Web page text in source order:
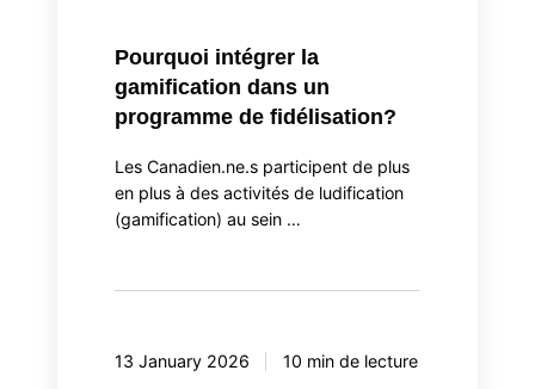
Pourquoi intégrer la
gamification dans un
programme de fidélisation?
Les Canadien.ne.s participent de plus
en plus à des activités de ludification
(gamification) au sein …
13 January 2026 10 min de lecture